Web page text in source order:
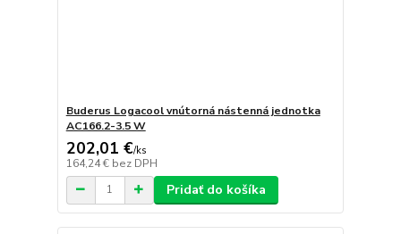
Buderus Logacool vnútorná nástenná jednotka
AC166.2-3.5 W
202,01 €/ks
164,24 € bez DPH
Pridať do košíka